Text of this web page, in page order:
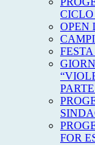
OPEN
FOR